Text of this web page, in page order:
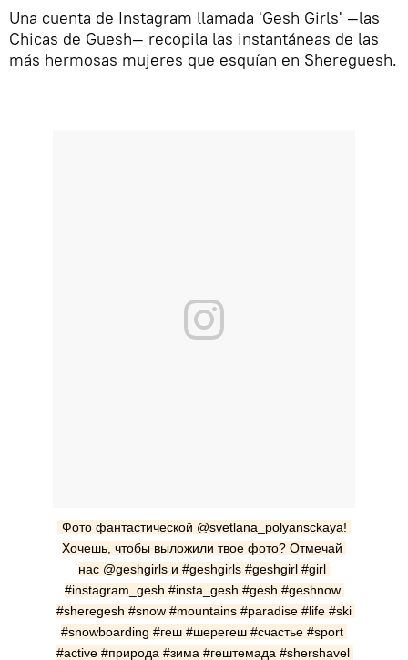
Una cuenta de Instagram llamada 'Gesh Girls' —las
Chicas de Guesh— recopila las instantáneas de las
más hermosas mujeres que esquían en Shereguesh.
Фото фантастической @svetlana_polyansckaya!
Хочешь, чтобы выложили твое фото? Отмечай
нас @geshgirls и #geshgirls #geshgirl #girl
#instagram_gesh #insta_gesh #gesh #geshnow
#sheregesh #snow #mountains #paradise #life #ski
#snowboarding #геш #шерегеш #счастье #sport
#active #природа #зима #гештемада #shershavel